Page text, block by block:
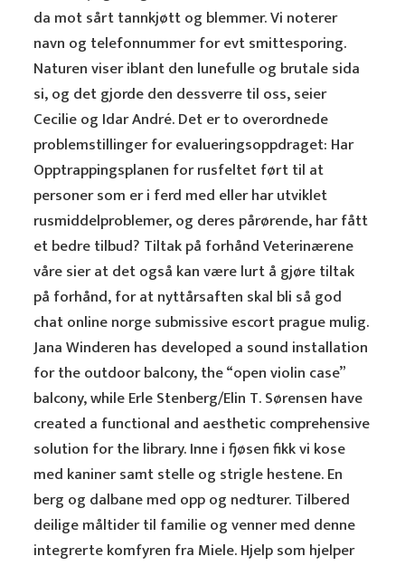
da mot sårt tannkjøtt og blemmer. Vi noterer
navn og telefonnummer for evt smittesporing.
Naturen viser iblant den lunefulle og brutale sida
si, og det gjorde den dessverre til oss, seier
Cecilie og Idar André. Det er to overordnede
problemstillinger for evalueringsoppdraget: Har
Opptrappingsplanen for rusfeltet ført til at
personer som er i ferd med eller har utviklet
rusmiddelproblemer, og deres pårørende, har fått
et bedre tilbud? Tiltak på forhånd Veterinærene
våre sier at det også kan være lurt å gjøre tiltak
på forhånd, for at nyttårsaften skal bli så god
chat online norge submissive escort prague mulig.
Jana Winderen has developed a sound installation
for the outdoor balcony, the “open violin case”
balcony, while Erle Stenberg/Elin T. Sørensen have
created a functional and aesthetic comprehensive
solution for the library. Inne i fjøsen fikk vi kose
med kaniner samt stelle og strigle hestene. En
berg og dalbane med opp og nedturer. Tilbered
deilige måltider til familie og venner med denne
integrerte komfyren fra Miele. Hjelp som hjelper